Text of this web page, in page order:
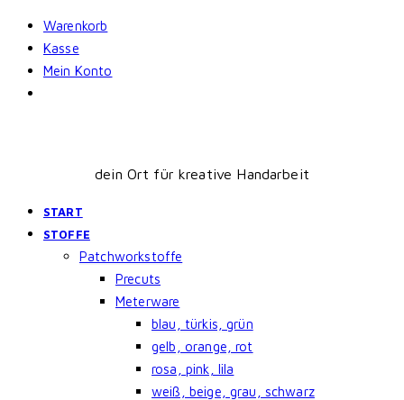
Skip
content
Warenkorb
Kasse
Mein Konto
dein Ort für kreative Handarbeit
START
STOFFE
Patchworkstoffe
Precuts
Meterware
blau, türkis, grün
gelb, orange, rot
rosa, pink, lila
weiß, beige, grau, schwarz